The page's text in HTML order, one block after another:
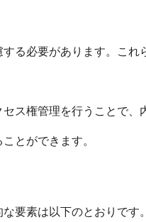
る必要があります。これ
ス権管理を行うことで、
とができます。
要素は以下のとおりです。